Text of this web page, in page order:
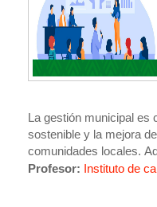
La gestión municipal es
sostenible y la mejora
comunidades locales.
que subrayan su
Profesor: Instituto de